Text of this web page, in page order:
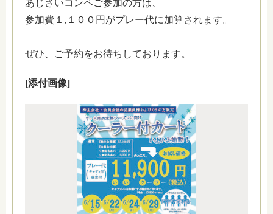
あじさいコンペご参加の方は、
参加費１,１００円がプレー代に加算されます。
ぜひ、ご予約をお待ちしております。
[添付画像]